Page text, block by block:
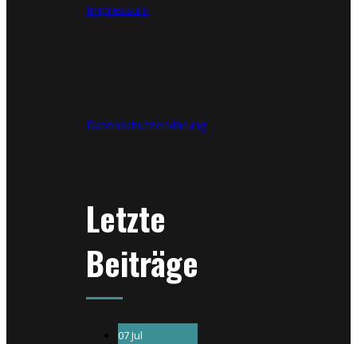
Impressum
Datenschutzerklärung
Letzte
Beiträge
07 Jul